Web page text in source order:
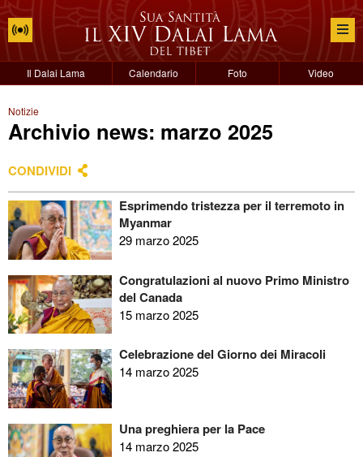
Il Dalai Lama Calendario Foto Video
Notizie
Archivio news: marzo 2025
CONDIVIDI
Esprimendo tristezza per il terremoto in
Myanmar
29 marzo 2025
Congratulazioni al nuovo Primo Ministro
del Canada
15 marzo 2025
Celebrazione del Giorno dei Miracoli
14 marzo 2025
Una preghiera per la Pace
14 marzo 2025